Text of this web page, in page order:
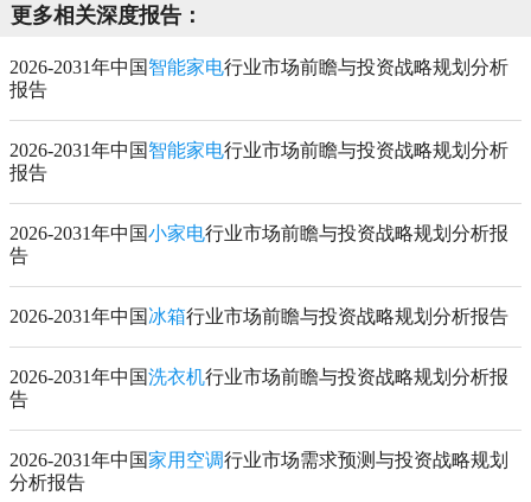
更多相关深度报告：
2026-2031年中国 智能家电行业市场前瞻与投资战略规划分析
报告
2026-2031年中国 智能家电行业市场前瞻与投资战略规划分析
报告
2026-2031年中国小家电行业市场前瞻与投资战略规划分析报
告
2026-2031年中国 冰箱行业市场前瞻与投资战略规划分析报告
2026-2031年中国洗衣机行业市场前瞻与投资战略规划分析报
告
2026-2031年中国家用空调行业市场需求预测与投资战略规划
分析报告